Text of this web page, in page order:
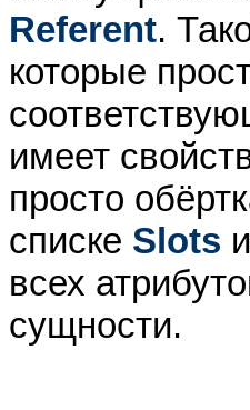
Referent.
которые
имеет
просто
списке Slots
всех
сущности.